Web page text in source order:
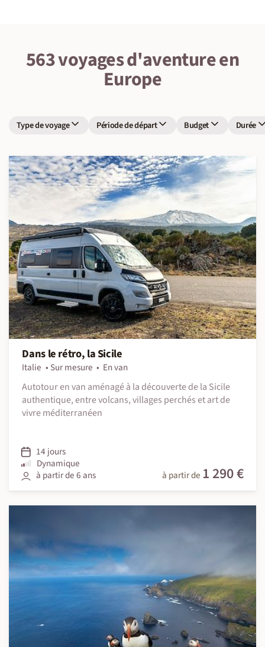
563 voyages d'aventure en
Europe
Type de voyage Période de départ Budget Durée
Dans le rétro, la Sicile
Italie Sur mesure
En van
Autotour en van aménagé à la découverte de la Sicile
authentique, entre volcans, villages perchés et art de
vivre méditerranéen
14 jours
Dynamique
à partir de 6 ans
à partir de 1 290 €